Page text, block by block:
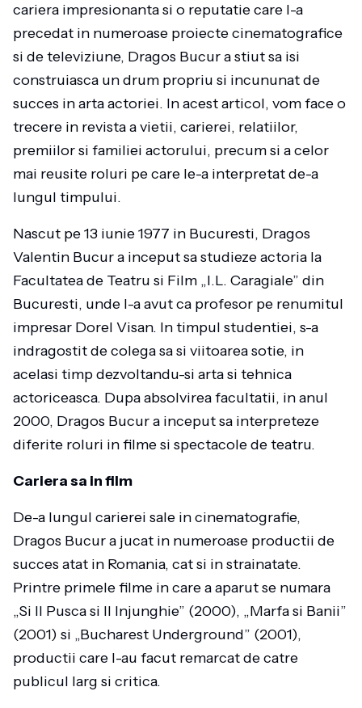
cariera impresionanta si o reputatie care l-a
precedat in numeroase proiecte cinematografice
si de televiziune, Dragos Bucur a stiut sa isi
construiasca un drum propriu si incununat de
succes in arta actoriei. In acest articol, vom face o
trecere in revista a vietii, carierei, relatiilor,
premiilor si familiei actorului, precum si a celor
mai reusite roluri pe care le-a interpretat de-a
lungul timpului.
Nascut pe 13 iunie 1977 in Bucuresti, Dragos
Valentin Bucur a inceput sa studieze actoria la
Facultatea de Teatru si Film „I.L. Caragiale” din
Bucuresti, unde l-a avut ca profesor pe renumitul
impresar Dorel Visan. In timpul studentiei, s-a
indragostit de colega sa si viitoarea sotie, in
acelasi timp dezvoltandu-si arta si tehnica
actoriceasca. Dupa absolvirea facultatii, in anul
2000, Dragos Bucur a inceput sa interpreteze
diferite roluri in filme si spectacole de teatru.
Cariera sa in film
De-a lungul carierei sale in cinematografie,
Dragos Bucur a jucat in numeroase productii de
succes atat in Romania, cat si in strainatate.
Printre primele filme in care a aparut se numara
„Si Il Pusca si Il Injunghie” (2000), „Marfa si Banii”
(2001) si „Bucharest Underground” (2001),
productii care l-au facut remarcat de catre
publicul larg si critica.